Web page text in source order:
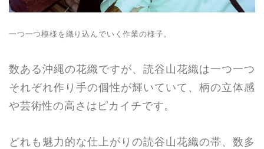
一つ一つ模様を織り込んでいく作業の様子。
数ある沖縄の花織ですが、読谷山花織は一つ一つ
それぞれ作り手の個性が輝いていて、柄の立体感
や芸術性の高さはピカイチです。
どれも魅力的な仕上がりの読谷山花織の帯、数多